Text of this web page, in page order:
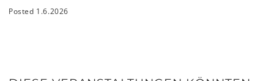
Posted 1.6.2026